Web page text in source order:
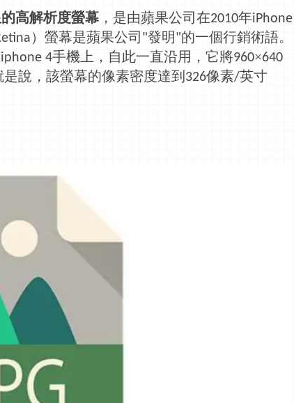
高解析度螢幕 ，是由蘋果公司在2010年iPhone
） 螢幕是蘋果公司 "發明 "的一個行銷術語。
iphone 4手機上，自此一直沿用，它將960×640
是說，該螢幕的像素密度達到 326像素/英寸